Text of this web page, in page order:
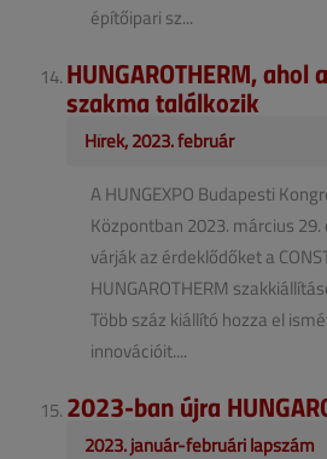
építőipari sz...
HUNGAROTHERM, ahol
szakma találkozik
Hírek, 2023. február
A HUNGEXPO Budapesti
Központban 2023. március
várják az érdeklődőket a
HUNGAROTHERM
Több száz kiállító hozza el
innovációit....
2023-ban újra
2023. január-februári lapszám